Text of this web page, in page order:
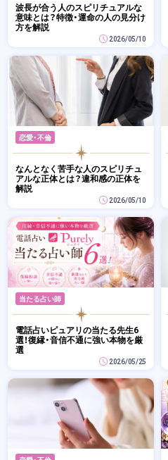
波長が合う人のスピリチュアルな
意味とは？特徴・運命の人の見分け
方を解説
2026/05/10
恋愛・不倫
なんとなく苦手な人のスピリチュ
アルな正体とは？違和感の正体を
解説
2026/05/10
当たる占い師
電話占いピュアリの当たる先生6
選！復縁・音信不通に強い本物を厳
選
2026/05/25